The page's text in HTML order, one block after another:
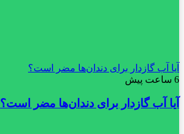
آیا آب گازدار برای دندان‌ها مضر است؟
6 ساعت پیش
آیا آب گازدار برای دندان‌ها مضر است؟